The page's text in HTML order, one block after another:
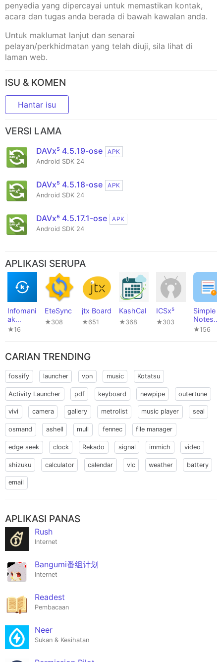
penyedia yang dipercayai untuk memastikan kontak,
acara dan tugas anda berada di bawah kawalan anda.
Untuk maklumat lanjut dan senarai
pelayan/perkhidmatan yang telah diuji, sila lihat di
laman web.
ISU & KOMEN
Hantar isu
VERSI LAMA
DAVx⁵ 4.5.19-ose
APK
Android SDK 24
DAVx⁵ 4.5.18-ose
APK
Android SDK 24
DAVx⁵ 4.5.17.1-ose
APK
Android SDK 24
APLIKASI SERUPA
Infomani
ak
kSync
★16
EteSync
★308
jtx Board
★651
KashCal
★368
ICSx⁵
★303
Simple
Notes
Sync
★156
CARIAN TRENDING
fossify launcher vpn music Kotatsu
Activity Launcher pdf keyboard newpipe outertune
vivi camera gallery metrolist music player seal
osmand ashell mull fennec file manager
edge seek clock Rekado signal immich video
shizuku calculator calendar vlc weather battery
email
APLIKASI PANAS
Rush
Internet
Bangumi番组计划
Internet
Readest
Pembacaan
Neer
Sukan & Kesihatan